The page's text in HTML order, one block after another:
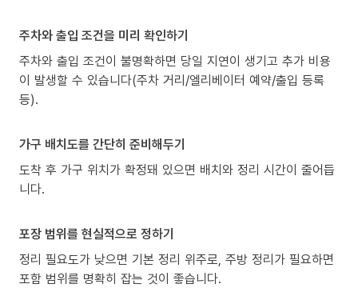
주차와 출입 조건을 미리 확인하기
주차와 출입 조건이 불명확하면 당일 지연이 생기고 추가 비용
이 발생할 수 있습니다(주차 거리/엘리베이터 예약/출입 등록
등).
가구 배치도를 간단히 준비해두기
도착 후 가구 위치가 확정돼 있으면 배치와 정리 시간이 줄어듭
니다.
포장 범위를 현실적으로 정하기
정리 필요도가 낮으면 기본 정리 위주로, 주방 정리가 필요하면
포함 범위를 명확히 잡는 것이 좋습니다.